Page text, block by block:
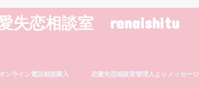
失恋相談室 renaishitu
オンライン電話相談購入 恋愛失恋相談室管理人よりメッセージ